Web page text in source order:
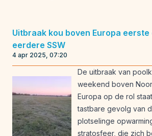
Uitbraak kou boven Europa eerste
eerdere SSW
4 apr 2025, 07:20
De uitbraak van
weekend boven
Europa op de rol
tastbare gevolg van
plotselinge
stratosfeer, die zich